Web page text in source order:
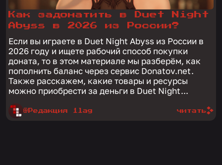
Как задонатить в Duet Night
Abyss в 2026 из России?
Если вы играете в Duet Night Abyss из России в
2026 году и ищете рабочий способ покупки
доната, то в этом материале мы разберём, как
пополнить баланс через сервис Donatov.net.
Также расскажем, какие товары и ресурсы
можно приобрести за деньги в Duet Night...
@Редакция 1lag читать